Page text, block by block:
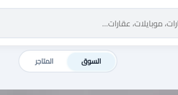
السوق المتاجر